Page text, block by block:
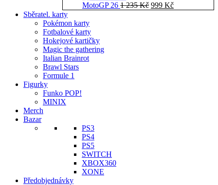
MotoGP 26 1 235Kč Původní
999 KčAktuální
Sběratel. karty
Pokémon karty
Fotbalové karty
Hokejové kartičky
Magic the gathering
Italian Brainrot
Brawl Stars
Formule 1
Figurky
Funko POP!
MINIX
Merch
Bazar
PS3
PS4
PS5
SWITCH
XBOX360
XONE
Předobjednávky